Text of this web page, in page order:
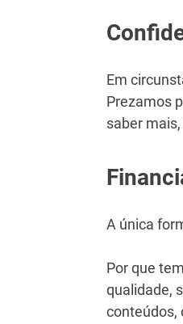
Em
Prezamos
saber
A única
Por que
qualidade,
conteúdos,